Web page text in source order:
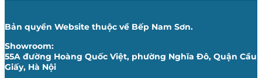
Bản quyền Website thuộc về Bếp Nam Sơn.
Showroom:
55A đường Hoàng Quốc Việt, phường Nghĩa Đô, Quận Cầu
Giấy, Hà Nội